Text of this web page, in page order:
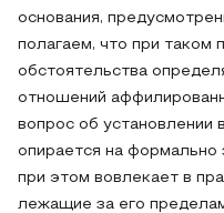
основания,
полагаем, что при таком
обстоятельства
отношений
вопрос об установлении
опирается на формально
при этом вовлекает в
лежащие за его